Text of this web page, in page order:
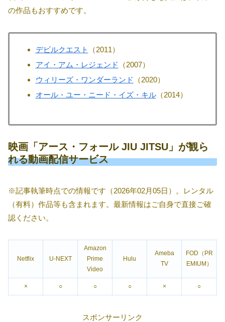
の作品もおすすめです。
デビルクエスト
（2011）
アイ・アム・レジェンド （2007）
ウィリーズ・ワンダーランド （2020）
オール・ユー・ニード・イズ・キル（2014）
映画「アース・フォール JIU JITSU」が観ら
れる動画配信サービス
※記事執筆時点での情報です（2026年02月05日）。レンタル
（有料）作品等も含まれます。最新情報はご自身で直接ご確
認ください。
Netflix U-NEXT
Amazon
Prime
Video
Hulu
Ameba
TV
FOD（PR
EMIUM）
× ○ ○ ○ × ○
スポンサーリンク